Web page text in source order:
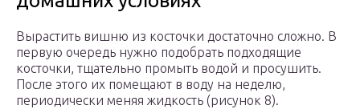
Вырастить вишню из косточки достаточно сложно. В
первую очередь нужно подобрать подходящие
косточки, тщательно промыть водой и просушить.
После этого их помещают в воду на неделю,
периодически меняя жидкость (рисунок 8).